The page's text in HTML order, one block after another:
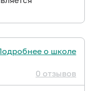
о школе
0 отзывов